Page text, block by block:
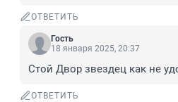
ОТВЕТИТЬ
Гость
18 января 2025, 20:37
Стой Двор звездец как не
ОТВЕТИТЬ